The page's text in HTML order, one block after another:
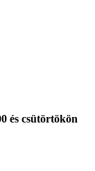
és csütörtökön